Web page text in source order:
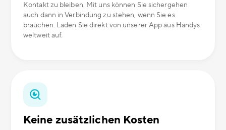
Kontakt zu bleiben. Mit uns können Sie sichergehen
auch dann in Verbindung zu stehen, wenn Sie es
brauchen. Laden Sie direkt von unserer App aus Handys
weltweit auf.
Keine zusätzlichen Kosten